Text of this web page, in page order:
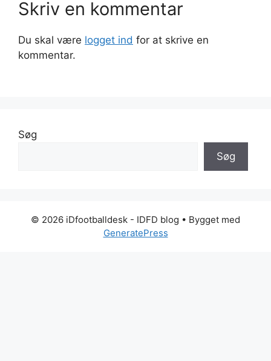
Skriv en kommentar
Du skal være logget ind for at skrive en
kommentar.
Søg
Søg
© 2026 iDfootballdesk - IDFD blog • Bygget med
GeneratePress